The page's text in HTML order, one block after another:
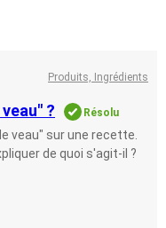
Produits, Ingrédients
? Résolu
veau" sur une recette.
de quoi s'agit-il ?